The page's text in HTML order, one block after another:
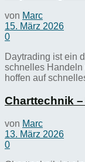
von Marc
15. März 2026
0
Daytrading ist ein
schnelles Handeln
hoffen auf
Charttechnik
von Marc
13. März 2026
0